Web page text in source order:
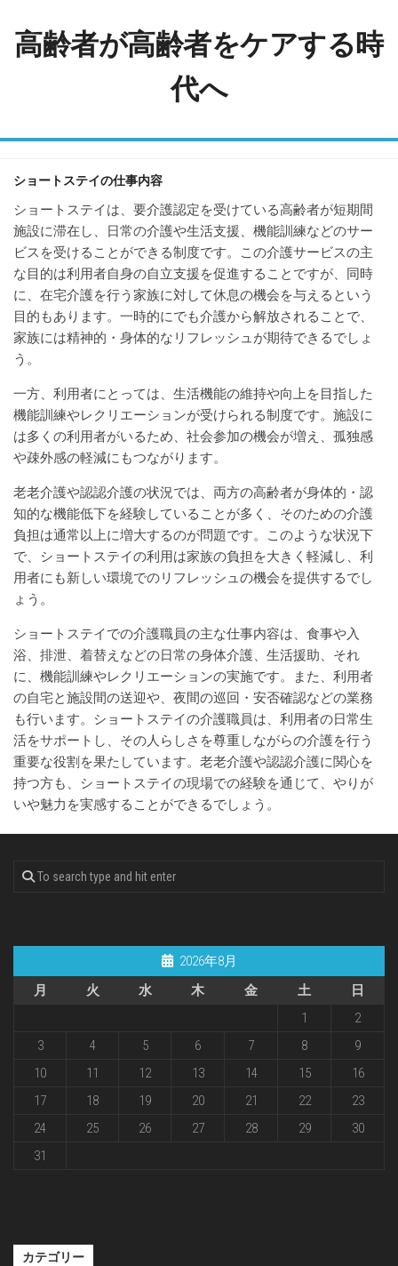
content
高齢者が高齢者をケアする時
代へ
ショートステイの仕事内容
ショートステイは、要介護認定を受けている高齢者が短期間
施設に滞在し、日常の介護や生活支援、機能訓練などのサー
ビスを受けることができる制度です。この介護サービスの主
な目的は利用者自身の自立支援を促進することですが、同時
に、在宅介護を行う家族に対して休息の機会を与えるという
目的もあります。一時的にでも介護から解放されることで、
家族には精神的・身体的なリフレッシュが期待できるでしょ
う。
一方、利用者にとっては、生活機能の維持や向上を目指した
機能訓練やレクリエーションが受けられる制度です。施設に
は多くの利用者がいるため、社会参加の機会が増え、孤独感
や疎外感の軽減にもつながります。
老老介護や認認介護の状況では、両方の高齢者が身体的・認
知的な機能低下を経験していることが多く、そのための介護
負担は通常以上に増大するのが問題です。このような状況下
で、ショートステイの利用は家族の負担を大きく軽減し、利
用者にも新しい環境でのリフレッシュの機会を提供するでし
ょう。
ショートステイでの介護職員の主な仕事内容は、食事や入
浴、排泄、着替えなどの日常の身体介護、生活援助、それ
に、機能訓練やレクリエーションの実施です。また、利用者
の自宅と施設間の送迎や、夜間の巡回・安否確認などの業務
も行います。ショートステイの介護職員は、利用者の日常生
活をサポートし、その人らしさを尊重しながらの介護を行う
重要な役割を果たしています。老老介護や認認介護に関心を
持つ方も、ショートステイの現場での経験を通じて、やりが
いや魅力を実感することができるでしょう。
2026年8月
月
火 水 木 金 土
日
1
2
3
4 5 6 7 8
9
10
11 12 13 14 15
16
17
18 19 20 21 22
23
24
25 26 27 28 29
30
31
カテゴリー